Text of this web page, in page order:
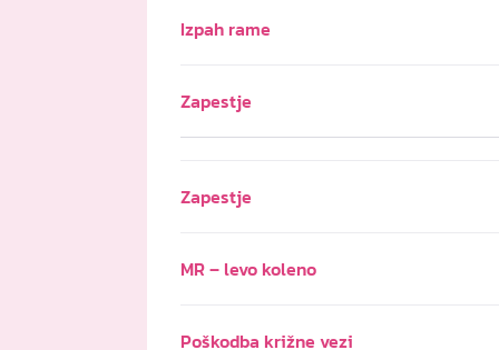
Izpah rame
Zapestje
Zapestje
MR – levo koleno
Poškodba križne vezi